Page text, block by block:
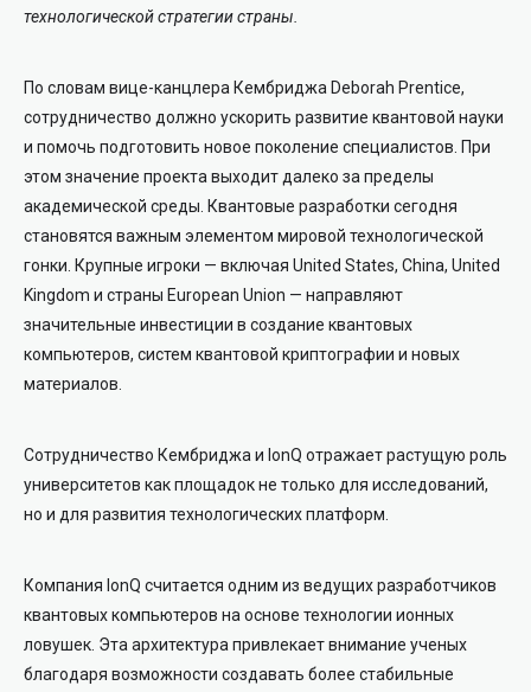
технологической стратегии страны.
По словам вице-канцлера Кембриджа Deborah Prentice,
сотрудничество должно ускорить развитие квантовой науки
и помочь подготовить новое поколение специалистов. При
этом значение проекта выходит далеко за пределы
академической среды. Квантовые разработки сегодня
становятся важным элементом мировой технологической
гонки. Крупные игроки — включая United States, China, United
Kingdom и страны European Union — направляют
значительные инвестиции в создание квантовых
компьютеров, систем квантовой криптографии и новых
материалов.
Сотрудничество Кембриджа и IonQ отражает растущую роль
университетов как площадок не только для исследований,
но и для развития технологических платформ.
Компания IonQ считается одним из ведущих разработчиков
квантовых компьютеров на основе технологии ионных
ловушек. Эта архитектура привлекает внимание ученых
благодаря возможности создавать более стабильные